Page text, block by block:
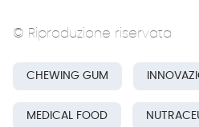
© Riproduzione riservata
CHEWING GUM
MEDICAL FOOD